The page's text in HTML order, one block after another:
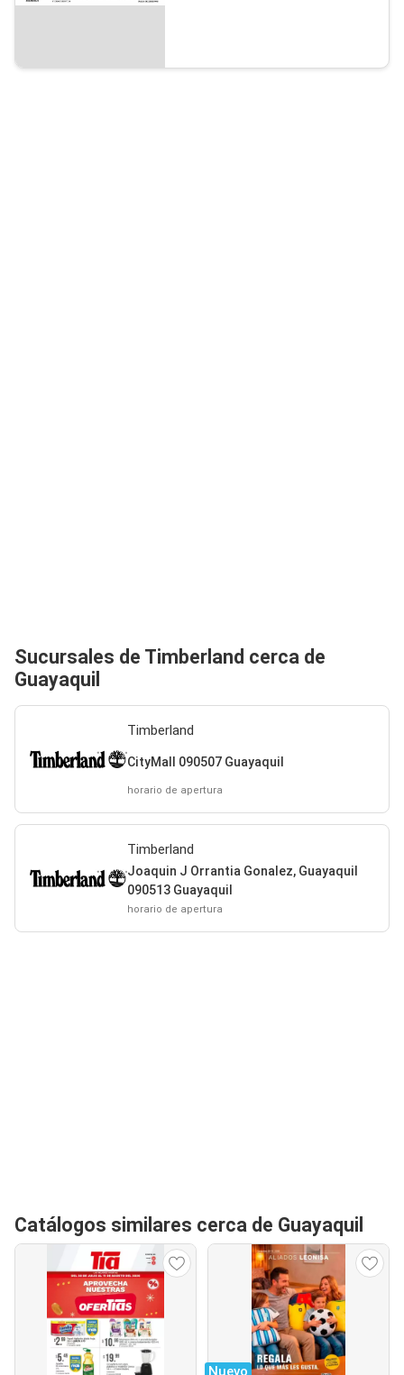
Sucursales de Timberland cerca de
Guayaquil
Timberland
CityMall 090507 Guayaquil
horario de apertura
Timberland
Joaquin J Orrantia Gonalez, Guayaquil
090513 Guayaquil
horario de apertura
Catálogos similares cerca de Guayaquil
Nuevo